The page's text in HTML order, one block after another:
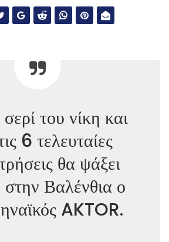
του νίκη και
6 τελευταίες
θα ψάξει
Βαλένθια ο
AKTOR.